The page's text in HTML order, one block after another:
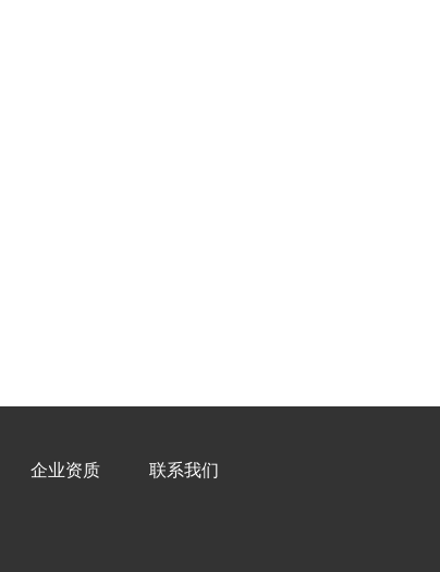
企业资质 联系我们